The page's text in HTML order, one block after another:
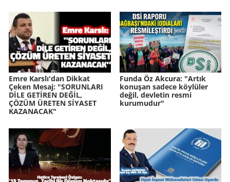
Emre Karslı'dan Dikkat
Çeken Mesaj: "SORUNLARI
DİLE GETİREN DEĞİL,
ÇÖZÜM ÜRETEN SİYASET
KAZANACAK"
Funda Öz Akcura: "Artık
konuşan sadece köylüler
değil, devletin resmi
kurumudur"